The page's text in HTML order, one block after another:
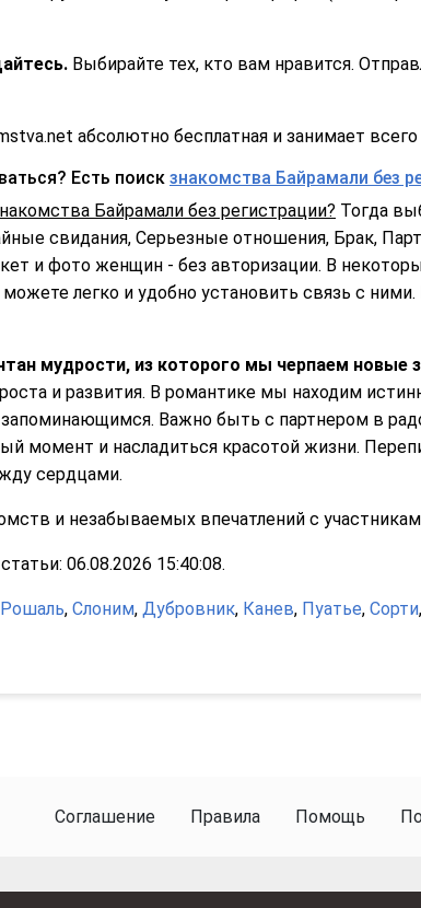
Выбирайте тех, кто вам нравится.
абсолютно бесплатная и занимает всего
Есть поиск знакомства Байрамали без
Байрамали без регистрации? Тогда
свидания, Серьезные отношения, Брак,
и фото женщин - без авторизации. В
легко и удобно установить связь с
мудрости, из которого мы черпаем новые
и развития. В романтике мы находим
Важно быть с партнером в
момент и насладиться красотой жизни.
сердцами.
и незабываемых впечатлений с
06.08.2026 15:40:08.
Рошаль, Слоним, Дубровник, Канев, Пуатье, Сорти,
Соглашение Правила Помощь